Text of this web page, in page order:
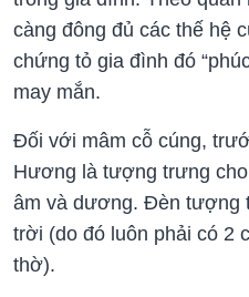
càng đông đủ các thế hệ
chứng tỏ gia đình đó
may mắn.
Đối với mâm cỗ cúng,
Hương là tượng trưng
âm và dương. Đèn tượng
trời (do đó luôn phải có 2
thờ).